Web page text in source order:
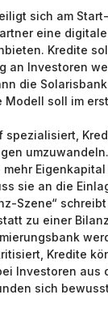
sich am
eine
Kredite
an Investoren
die
Modell soll im
spezialisiert,
sie an die
Szene“
zu einer
Kredite
Investoren aus
sich